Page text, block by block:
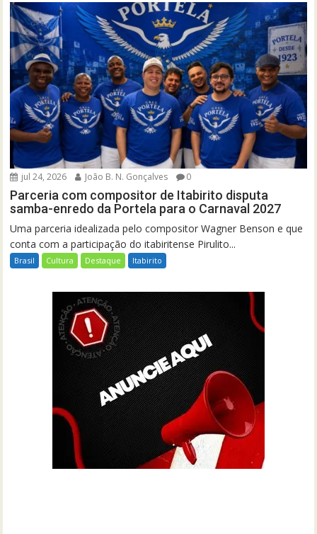
jul 24, 2026 João B. N. Gonçalves 0
Parceria com compositor de Itabirito disputa
samba-enredo da Portela para o Carnaval 2027
Uma parceria idealizada pelo compositor Wagner Benson e que
conta com a participação do itabiritense Pirulito...
Brasil Cultura Destaque Itabirito